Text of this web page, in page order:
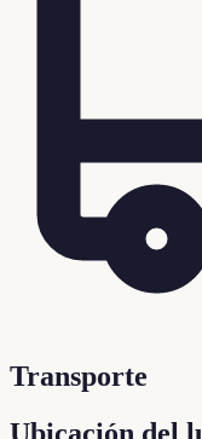
Transporte